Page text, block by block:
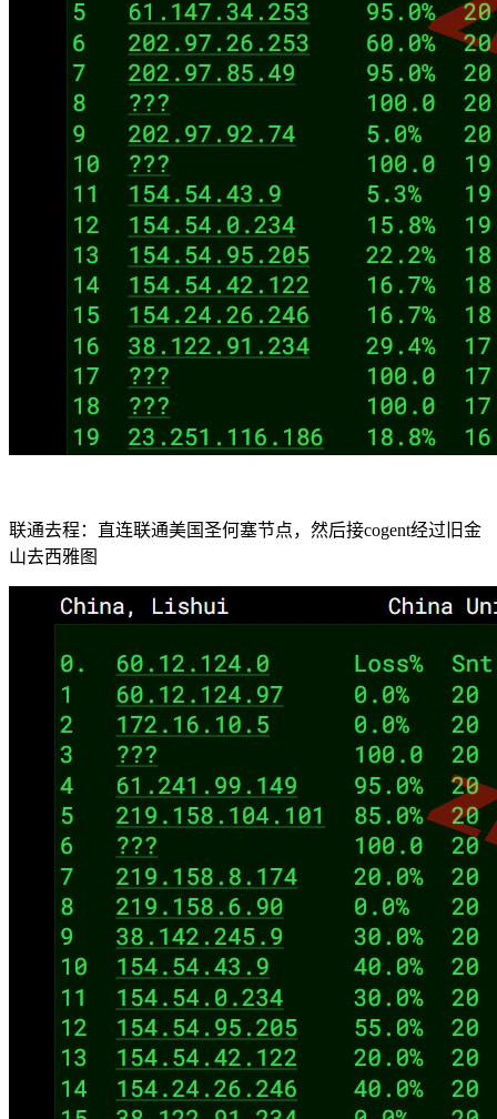
联通去程：直连联通美国圣何塞节点，然后接cogent经过旧金
山去西雅图